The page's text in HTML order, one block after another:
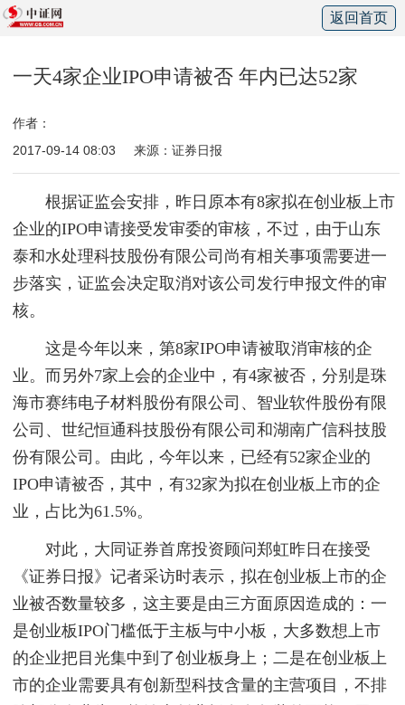
返回首页
一天4家企业IPO申请被否 年内已达52家
作者：
2017-09-14 08:03
来源：证券日报
根据证监会安排，昨日原本有8家拟在创业板上市
企业的IPO申请接受发审委的审核，不过，由于山东
泰和水处理科技股份有限公司尚有相关事项需要进一
步落实，证监会决定取消对该公司发行申报文件的审
核。
这是今年以来，第8家IPO申请被取消审核的企
业。而另外7家上会的企业中，有4家被否，分别是珠
海市赛纬电子材料股份有限公司、智业软件股份有限
公司、世纪恒通科技股份有限公司和湖南广信科技股
份有限公司。由此，今年以来，已经有52家企业的
IPO申请被否，其中，有32家为拟在创业板上市的企
业，占比为61.5%。
对此，大同证券首席投资顾问郑虹昨日在接受
《证券日报》记者采访时表示，拟在创业板上市的企
业被否数量较多，这主要是由三方面原因造成的：一
是创业板IPO门槛低于主板与中小板，大多数想上市
的企业把目光集中到了创业板身上；二是在创业板上
市的企业需要具有创新型科技含量的主营项目，不排